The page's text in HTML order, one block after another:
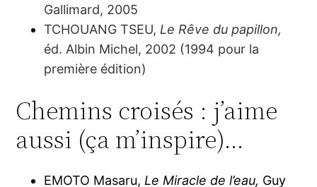
Gallimard, 2005
TCHOUANG TSEU,Le Rêve du papillon,
éd. Albin Michel, 2002 (1994 pour la
première édition)
Chemins croisés : j’aime
aussi (ça m’inspire)…
EMOTO Masaru,Le Miracle de l’eau, Guy